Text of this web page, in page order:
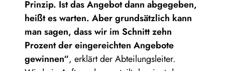
Prinzip. Ist das Angebot dann abgegeben,
heißt es warten. Aber grundsätzlich kann
man sagen, dass wir im Schnitt zehn
Prozent der eingereichten Angebote
gewinnen“, erklärt der Abteilungsleiter.